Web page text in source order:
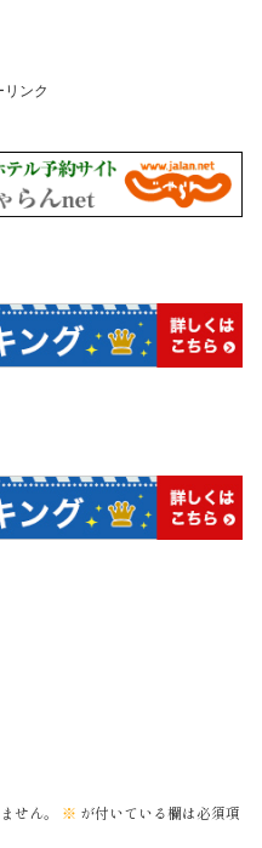
リンク
せん。 ※ が付いている欄は必須項